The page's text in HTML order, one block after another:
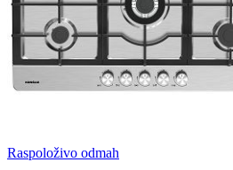
Raspoloživo odmah